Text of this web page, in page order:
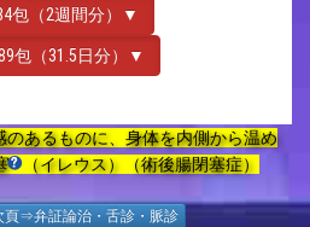
包（2週間分）▼
包（31.5日分）▼
あるものに、身体を内側から温め
（イレウス）（術後腸閉塞症）
頁⇒弁証論治・舌診・脈診